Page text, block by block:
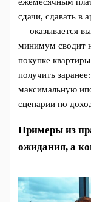
ежемесячным
сдачи, сдавать в
— оказывается
минимум сводит
покупке
получить
максимальную
сценарии по
Примеры из
ожидания, а